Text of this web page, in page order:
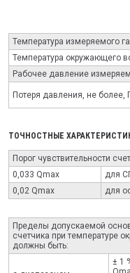
Температура измеряемого
Температура окружающего
Рабочее давление
Потеря давления, не более,
ТОЧНОСТНЫЕ
Порог чувствительности
0,033 Qmax
для
0,02 Qmax
для
Пределы допускаемой
счетчика при температуре
должны быть:
± 1